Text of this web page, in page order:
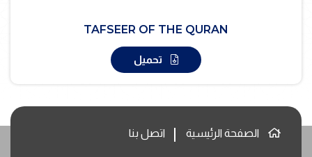
TAFSEER OF THE QURAN
تحميل
الصفحة الرئيسية اتصل بنا